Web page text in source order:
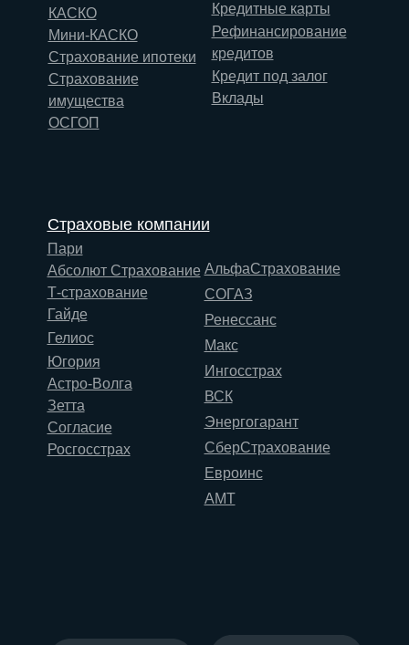
АльфаСтрахование
СОГАЗ
Ренессанс
Макс
Ингосстрах
ВСК
Энергогарант
СберСтрахование
Евроинс
АМТ
Страховые компании
Пари
Абсолют Страхование
Т-страхование
Гайде
Гелиос
Югория
Астро-Волга
Зетта
Согласие
Росгосстрах
Кредитные карты
Рефинансирование
кредитов
Кредит под залог
Вклады
КАСКО
Мини-КАСКО
Страхование ипотеки
Страхование
имущества
ОСГОП